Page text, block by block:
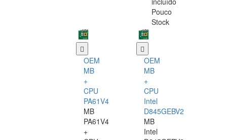
Pouco
Stock
OEM
MB
+
CPU
PA61V4
MB
PA61V4
+
OEM
MB
+
CPU
Intel
D845GEBV2
MB
Intel